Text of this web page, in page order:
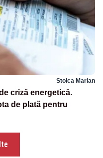
Stoica Marian
criză energetică.
de plată pentru